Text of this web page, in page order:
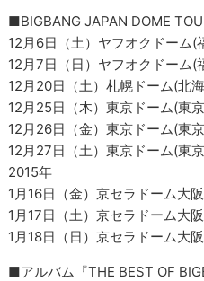
■BIGBANG JAPAN DOME
12月6日（土）ヤフオクドーム(
12月7日（日）ヤフオクドーム(
12月20日（土）札幌ドーム(北
12月25日（木）東京ドーム(東
12月26日（金）東京ドーム(東
12月27日（土）東京ドーム(東
2015年
1月16日（金）京セラドーム大
1月17日（土）京セラドーム大
1月18日（日）京セラドーム大
■アルバム『THE BEST OF